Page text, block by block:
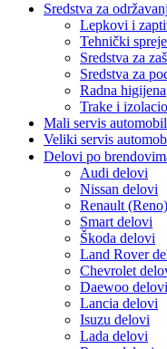
Sredstva za
Lepkovi i
Tehnički
Sredstva za
Sredstva za
Radna higijena
Trake i
Mali servis
Veliki servis
Delovi po
Audi delovi
Nissan delovi
Renault
Smart delovi
Škoda delovi
Land Rover
Chevrolet
Daewoo delovi
Lancia delovi
Isuzu delovi
Lada delovi